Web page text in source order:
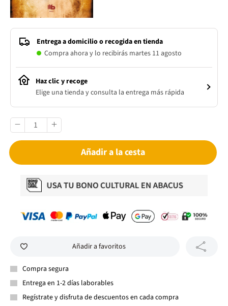
Entrega a domicilio o recogida en tienda
Compra ahora y lo recibirás martes 11 agosto
Haz clic y recoge
Elige una tienda y consulta la entrega más rápida
Añadir a la cesta
Añadir a favoritos
Compra segura
Entrega en 1-2 días laborables
Regístrate y disfruta de descuentos en cada compra